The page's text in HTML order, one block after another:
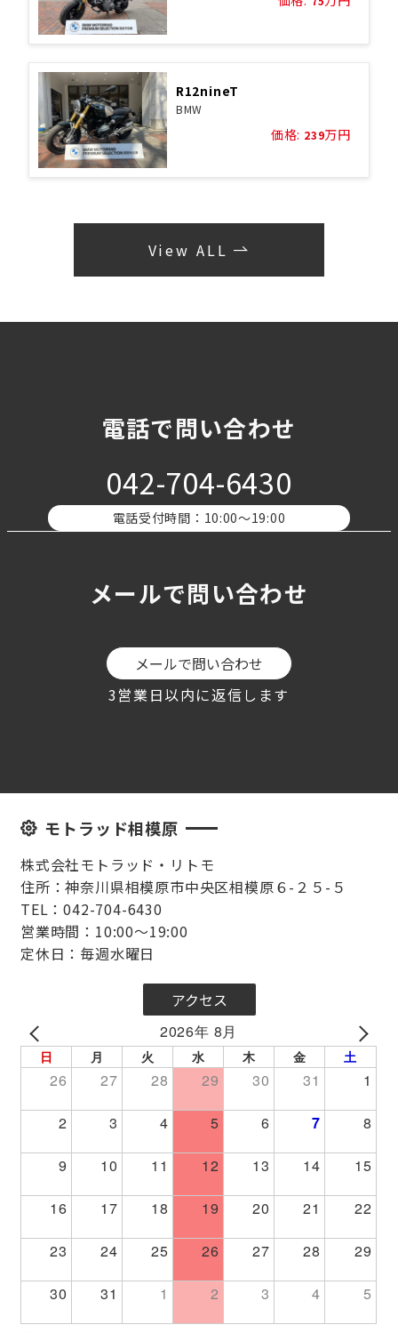
R12nineT
BMW
価格: 239万円
View ALL
電話で問い合わせ
042-704-6430
電話受付時間：10:00〜19:00
メールで問い合わせ
メールで問い合わせ
3営業日以内に返信します
モトラッド相模原
株式会社モトラッド・リトモ
住所：神奈川県相模原市中央区相模原６-２５-５
TEL：042-704-6430
営業時間：10:00～19:00
定休日：毎週水曜日
アクセス
2026年 8月
日 月 火 水 木 金 土
26 27 28 29 30 31 1
2 3 4 5 6 7 8
9 10 11 12 13 14 15
16 17 18 19 20 21 22
23 24 25 26 27 28 29
30 31 1 2 3 4 5